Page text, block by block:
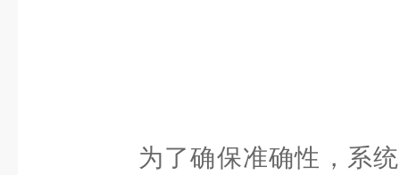
为了确保准确性，系统